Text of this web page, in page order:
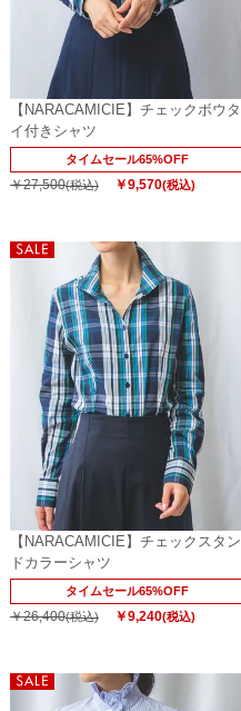
【NARACAMICIE】チェックボウタ
イ付きシャツ
タイムセール65%OFF
￥27,500(税込) ￥9,570(税込)
【NARACAMICIE】チェックスタン
ドカラーシャツ
タイムセール65%OFF
￥26,400(税込) ￥9,240(税込)